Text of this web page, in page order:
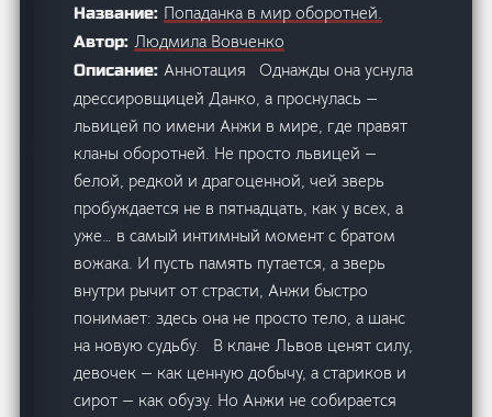
Название: Попаданка в мир оборотней.
Автор:Людмила Вовченко
Описание:Аннотация Однажды она уснула
дрессировщицей Данко, а проснулась —
львицей по имени Анжи в мире, где правят
кланы оборотней. Не просто львицей —
белой, редкой и драгоценной, чей зверь
пробуждается не в пятнадцать, как у всех, а
уже… в самый интимный момент с братом
вожака. И пусть память путается, а зверь
внутри рычит от страсти, Анжи быстро
понимает: здесь она не просто тело, а шанс
на новую судьбу. В клане Львов ценят силу,
девочек — как ценную добычу, а стариков и
сирот — как обузу. Но Анжи не собирается